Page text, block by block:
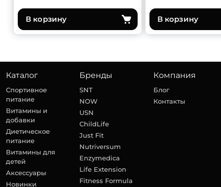
В корзину В корзину
Каталог
Спортивное
питание
Витамины и
добавки
Диетическое
питание
Витамины для
детей
Аксессуары
Новинки
Бренды
SNT
NOW
USN
ChildLife
Just Fit
Nutriversum
Enzymedica
Life Extension
Fitness Formula
Компания
Блог
Контакты